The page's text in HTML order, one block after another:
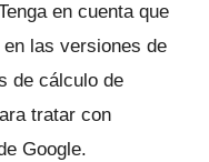
en cuenta que
las versiones de
de cálculo de
tratar con
Google.